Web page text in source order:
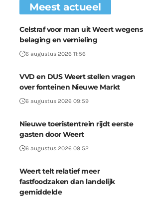
Meest actueel
Celstraf voor man uit Weert wegens
belaging en vernieling
6 augustus 2026 11:56
VVD en DUS Weert stellen vragen
over fonteinen Nieuwe Markt
6 augustus 2026 09:59
Nieuwe toeristentrein rijdt eerste
gasten door Weert
6 augustus 2026 09:52
Weert telt relatief meer
fastfoodzaken dan landelijk
gemiddelde